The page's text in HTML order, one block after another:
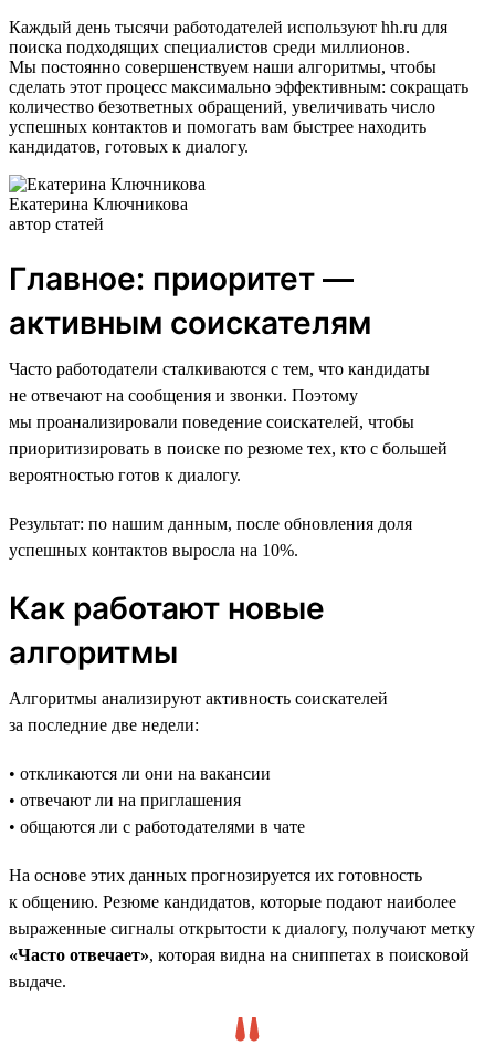
Каждый день тысячи работодателей используют hh.ru для
поиска подходящих специалистов среди миллионов.
Мы постоянно совершенствуем наши алгоритмы, чтобы
сделать этот процесс максимально эффективным: сокращать
количество безответных обращений, увеличивать число
успешных контактов и помогать вам быстрее находить
кандидатов, готовых к диалогу.
Екатерина Ключникова
автор статей
Главное: приоритет —
активным соискателям
Часто работодатели сталкиваются с тем, что кандидаты
не отвечают на сообщения и звонки. Поэтому
мы проанализировали поведение соискателей, чтобы
приоритизировать в поиске по резюме тех, кто с большей
вероятностью готов к диалогу.
Результат: по нашим данным, после обновления доля
успешных контактов выросла на 10%.
Как работают новые
алгоритмы
Алгоритмы анализируют активность соискателей
за последние две недели:
• откликаются ли они на вакансии
• отвечают ли на приглашения
• общаются ли с работодателями в чате
На основе этих данных прогнозируется их готовность
к общению. Резюме кандидатов, которые подают наиболее
выраженные сигналы открытости к диалогу, получают метку
«Часто отвечает», которая видна на сниппетах в поисковой
выдаче.